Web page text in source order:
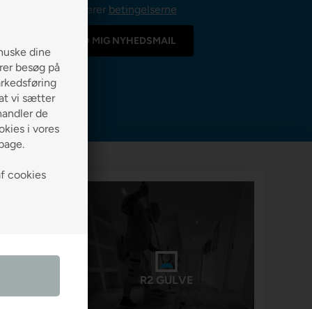
dine
besøg på
vi sætter
de
i vores
cookies
Jeg accepterer betingelserne
R2 GULVE